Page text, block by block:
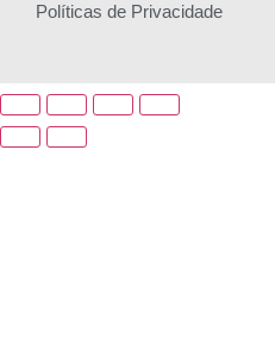
Políticas de Privacidade